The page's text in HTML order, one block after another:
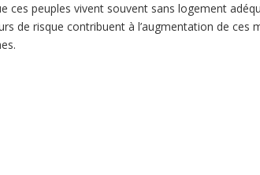
peuples vivent souvent sans logement
de risque contribuent à l’augmentation de ces